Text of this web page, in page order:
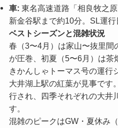
車: 東名高速道路「相良牧之
新金谷駅まで約10分。SL運
ベストシーズンと混雑状況
春（3〜4月）は家山〜抜里間
が圧巻、初夏（5〜6月）は茶
きかんしゃトーマス号の運行
大井湖上駅の紅葉が見事です
行され、四季それぞれの大井
す。
混雑のピークはGW・夏休み